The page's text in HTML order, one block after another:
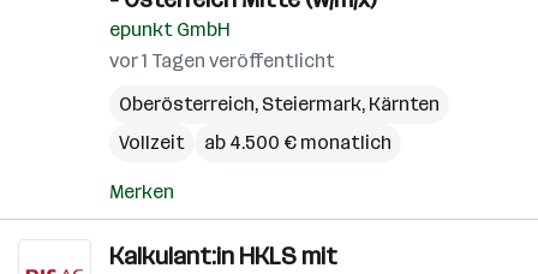
epunkt GmbH
vor 1 Tagen veröffentlicht
Oberösterreich, Steiermark, Kärnten
Vollzeit
ab 4.500 € monatlich
Merken
Kalkulant:in HKLS mit